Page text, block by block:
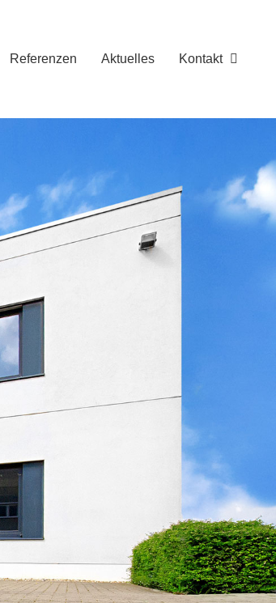
Referenzen Aktuelles Kontakt